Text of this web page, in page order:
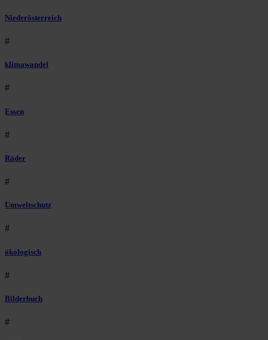
Niederösterreich
#
klimawandel
#
Essen
#
Räder
#
Umweltschutz
#
ökologisch
#
Bilderbuch
#